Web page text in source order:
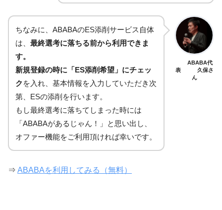
ちなみに、ABABAのES添削サービス自体
は、 最終選考に落ちる前から利用できま
す。
新規登録の時に「ES添削希望」にチェッ
ク を入れ、基本情報を入力していただき次
第、ESの添削を行います。
もし最終選考に落ちてしまった時には
「ABABAがあるじゃん！」と思い出し、
オファー機能をご利用頂ければ幸いです。
ABABA代
表 久保さ
ん
⇒ ABABAを利用してみる（無料）